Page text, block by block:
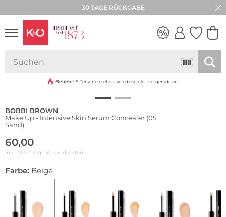
30 TAGE RÜCKGABE
VIBES
Beliebt! 5 Personen sehen sich diesen Artikel gerade an
BOBBI BROWN
Make Up - Intensive Skin Serum Concealer (05
Sand)
60,00
inkl. Mwst zzgl. Versandkosten
Farbe: Beige